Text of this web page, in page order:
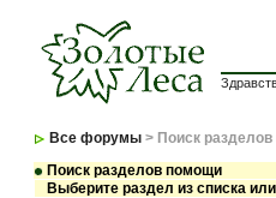
Все форумы > Поиск
Поиск разделов помощи
Выберите раздел из списка